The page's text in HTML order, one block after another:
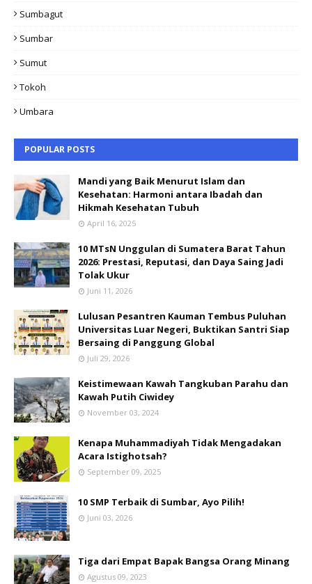
Sumbagut
Sumbar
Sumut
Tokoh
Umbara
POPULAR POSTS
Mandi yang Baik Menurut Islam dan
Kesehatan: Harmoni antara Ibadah dan
Hikmah Kesehatan Tubuh
April 16, 2025
10 MTsN Unggulan di Sumatera Barat Tahun
2026: Prestasi, Reputasi, dan Daya Saing Jadi
Tolak Ukur
Juni 11, 2026
Lulusan Pesantren Kauman Tembus Puluhan
Universitas Luar Negeri, Buktikan Santri Siap
Bersaing di Panggung Global
Juli 29, 2026
Keistimewaan Kawah Tangkuban Parahu dan
Kawah Putih Ciwidey
November 03, 2024
Kenapa Muhammadiyah Tidak Mengadakan
Acara Istighotsah?
September 09, 2025
10 SMP Terbaik di Sumbar, Ayo Pilih!
Juni 03, 2026
Tiga dari Empat Bapak Bangsa Orang Minang
Agustus 09, 2023